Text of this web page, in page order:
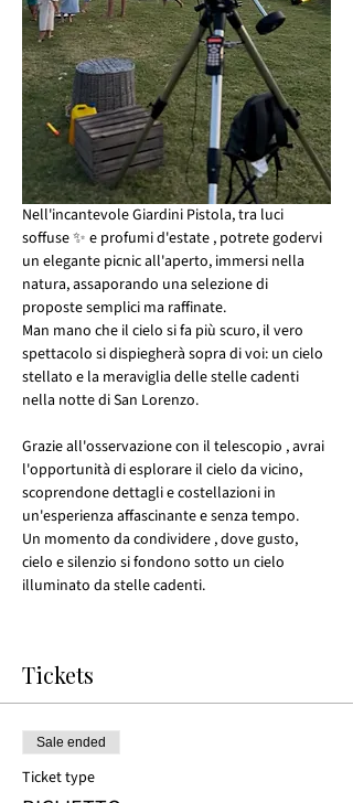
Nell'incantevole Giardini Pistola, tra luci
soffuse ✨ e profumi d'estate , potrete godervi
un elegante picnic all'aperto, immersi nella
natura, assaporando una selezione di
proposte semplici ma raffinate.
Man mano che il cielo si fa più scuro, il vero
spettacolo si dispiegherà sopra di voi: un cielo
stellato e la meraviglia delle stelle cadenti
nella notte di San Lorenzo.
Grazie all'osservazione con il telescopio , avrai
l'opportunità di esplorare il cielo da vicino,
scoprendone dettagli e costellazioni in
un'esperienza affascinante e senza tempo.
Un momento da condividere , dove gusto,
cielo e silenzio si fondono sotto un cielo
illuminato da stelle cadenti.
Tickets
Sale ended
Ticket type